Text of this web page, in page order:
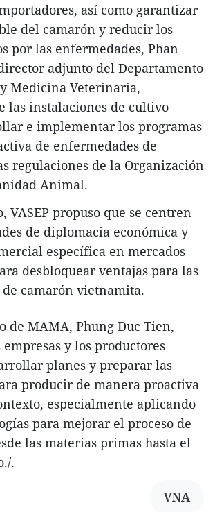
así como garantizar
del camarón y reducir los
por las enfermedades, Phan
adjunto del Departamento
Medicina Veterinaria,
las instalaciones de cultivo
e implementar los programas
de enfermedades de
regulaciones de la Organización
Animal.
VASEP propuso que se centren
de diplomacia económica y
específica en mercados
desbloquear ventajas para las
camarón vietnamita.
de MAMA, Phung Duc Tien,
empresas y los productores
planes y preparar las
producir de manera proactiva
especialmente aplicando
para mejorar el proceso de
las materias primas hasta el
.
VNA